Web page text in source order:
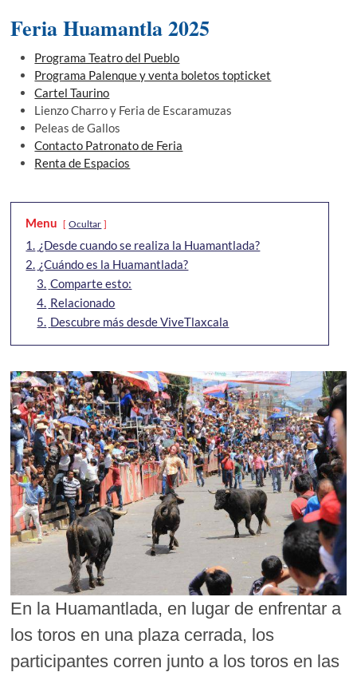
Feria Huamantla 2025
Programa Teatro del Pueblo
Programa Palenque y venta boletos topticket
Cartel Taurino
Lienzo Charro y Feria de Escaramuzas
Peleas de Gallos
Contacto Patronato de Feria
Renta de Espacios
Menu Ocultar
1. ¿Desde cuando se realiza la Huamantlada?
2. ¿Cuándo es la Huamantlada?
3. Comparte esto:
4. Relacionado
5. Descubre más desde ViveTlaxcala
En la Huamantlada, en lugar de enfrentar a
los toros en una plaza cerrada, los
participantes corren junto a los toros en las